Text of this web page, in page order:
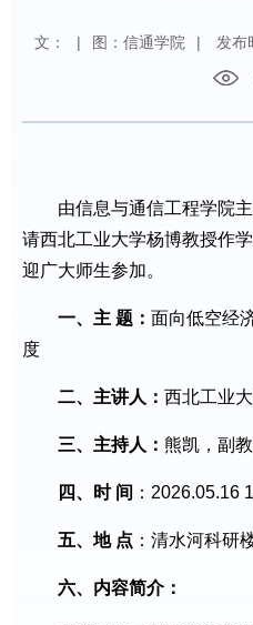
文： | 图：信通学院 | 发布
由信息与通信工程学院
请西北工业大学杨博教授作
迎广大师生参加。
一、主 题： 面向低空经
度
二、主讲人： 西北工业
三、主持人： 熊凯，副
四、时 间 ：2026.05.16
五、地 点 ：清水河科研
六、 内容简介：